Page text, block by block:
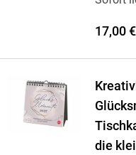
17,00 €
die